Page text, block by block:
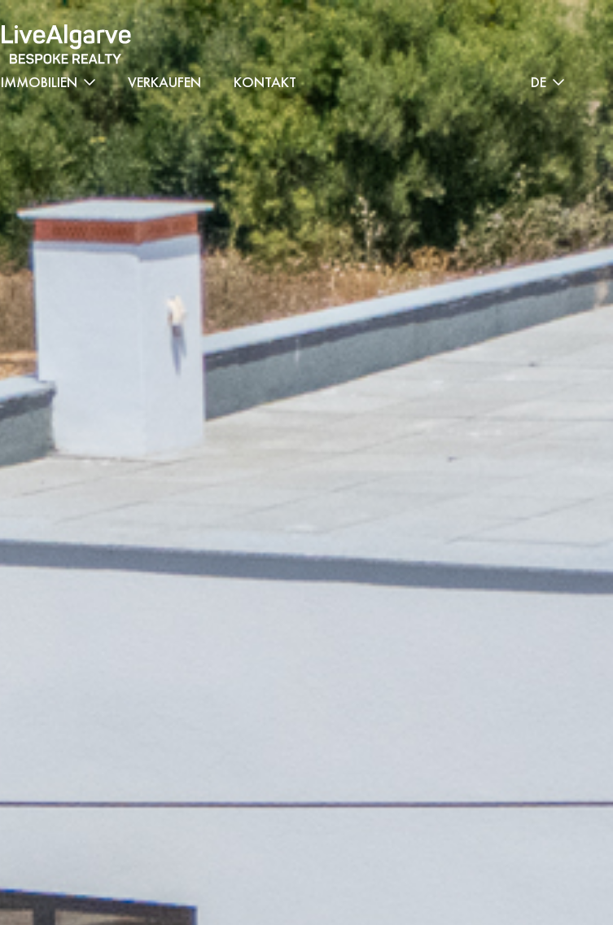
IMMOBILIEN VERKAUFEN KONTAKT DE